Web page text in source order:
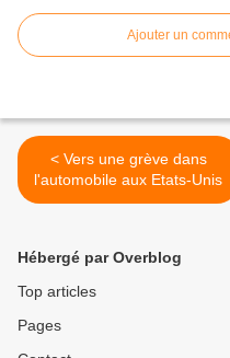
Ajouter un
< Vers une grève dans
l'automobile aux Etats-Unis
Hébergé par Overblog
Top articles
Pages